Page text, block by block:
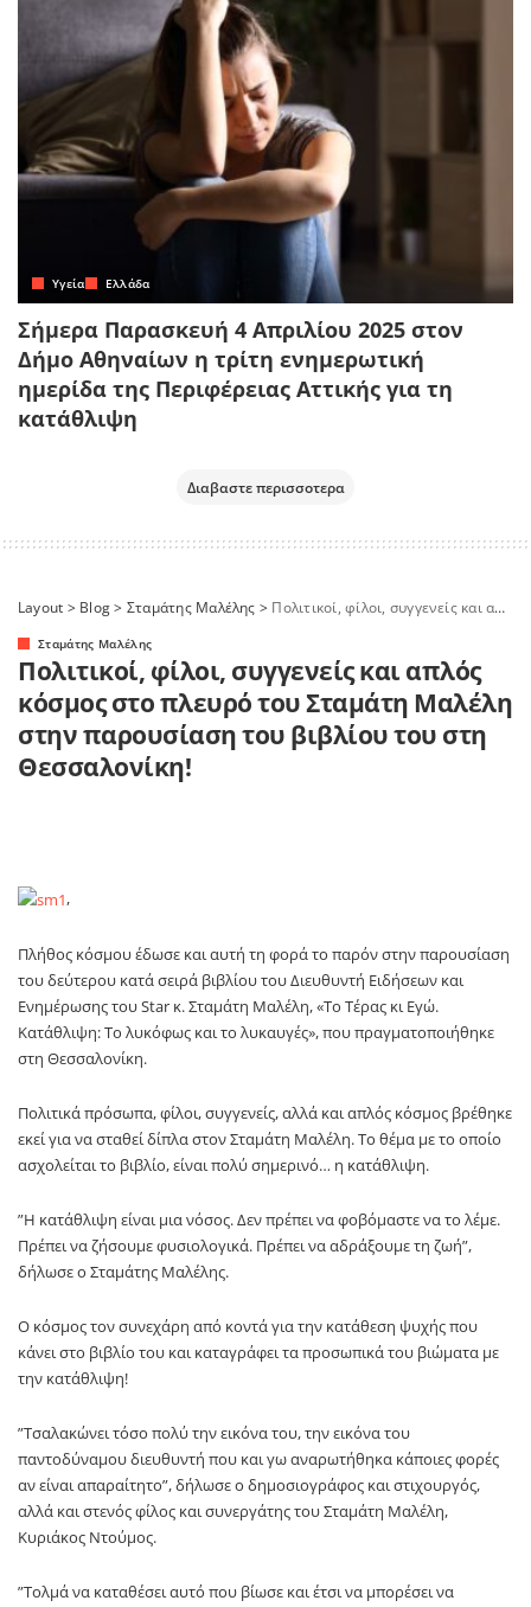
Yγεία Ελλάδα
Σήμερα Παρασκευή 4 Απριλίου 2025 στον
Δήμο Αθηναίων η τρίτη ενημερωτική
ημερίδα της Περιφέρειας Αττικής για τη
κατάθλιψη
Διαβαστε περισσοτερα
Layout > Blog> Σταμάτης Μαλέλης > Πολιτικοί, φίλοι, συγγενείς και απλός κόσμος στο πλευρό του Σταμάτη Μαλέλη στην παρουσίαση του βιβλίου του στη Θεσσαλονίκη!
Σταμάτης Μαλέλης
Πολιτικοί, φίλοι, συγγενείς και απλός
κόσμος στο πλευρό του Σταμάτη Μαλέλη
στην παρουσίαση του βιβλίου του στη
Θεσσαλονίκη!
,
Πλήθος κόσμου έδωσε και αυτή τη φορά το παρόν στην παρουσίαση
του δεύτερου κατά σειρά βιβλίου του Διευθυντή Ειδήσεων και
Ενημέρωσης του Star κ. Σταμάτη Μαλέλη, «Το Τέρας κι Εγώ.
Κατάθλιψη: Το λυκόφως και το λυκαυγές», που πραγματοποιήθηκε
στη Θεσσαλονίκη.
Πολιτικά πρόσωπα, φίλοι, συγγενείς, αλλά και απλός κόσμος βρέθηκε
εκεί για να σταθεί δίπλα στον Σταμάτη Μαλέλη. Το θέμα με το οποίο
ασχολείται το βιβλίο, είναι πολύ σημερινό… η κατάθλιψη.
”Η κατάθλιψη είναι μια νόσος. Δεν πρέπει να φοβόμαστε να το λέμε.
Πρέπει να ζήσουμε φυσιολογικά. Πρέπει να αδράξουμε τη ζωή”,
δήλωσε ο Σταμάτης Μαλέλης.
Ο κόσμος τον συνεχάρη από κοντά για την κατάθεση ψυχής που
κάνει στο βιβλίο του και καταγράφει τα προσωπικά του βιώματα με
την κατάθλιψη!
”Τσαλακώνει τόσο πολύ την εικόνα του, την εικόνα του
παντοδύναμου διευθυντή που και γω αναρωτήθηκα κάποιες φορές
αν είναι απαραίτητο”, δήλωσε ο δημοσιογράφος και στιχουργός,
αλλά και στενός φίλος και συνεργάτης του Σταμάτη Μαλέλη,
Κυριάκος Ντούμος.
”Τολμά να καταθέσει αυτό που βίωσε και έτσι να μπορέσει να